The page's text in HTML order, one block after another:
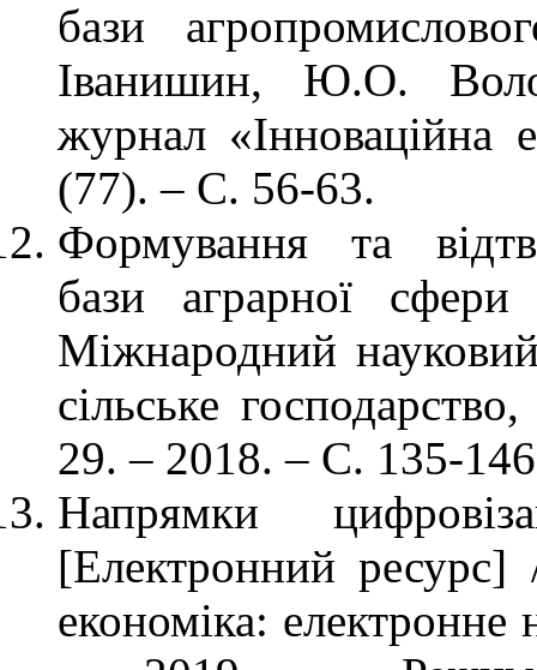
бази
Іванишин, Ю.О.
журнал
(77). – С. 56-63.
Формування та
бази аграрної
Міжнародний
сільське
29. – 2018. – С. 135-
Напрямки
[Електронний
економіка: